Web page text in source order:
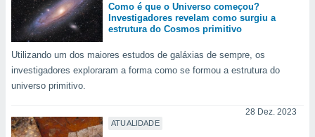
a
a
a
site
Como é que o Universo começou?
Investigadores revelam como surgiu a
estrutura do Cosmos primitivo
Utilizando um dos maiores estudos de galáxias de sempre, os
investigadores exploraram a forma como se formou a estrutura do
universo primitivo.
ATUALIDADE
28 Dez. 2023